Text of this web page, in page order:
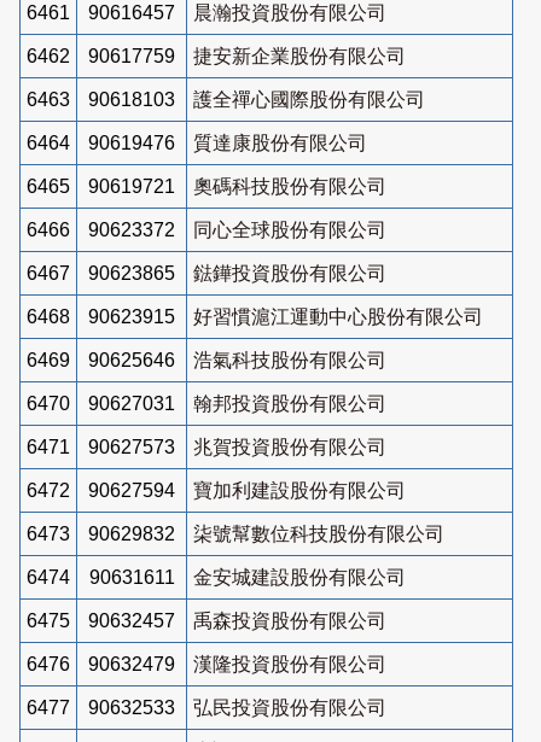
6461 90616457 晨瀚投資股份有限公司
6462 90617759 捷安新企業股份有限公司
6463 90618103 護全禪心國際股份有限公司
6464 90619476 質達康股份有限公司
6465 90619721 奧碼科技股份有限公司
6466 90623372 同心全球股份有限公司
6467 90623865 鍅鏵投資股份有限公司
6468 90623915 好習慣滬江運動中心股份有限公司
6469 90625646 浩氣科技股份有限公司
6470 90627031 翰邦投資股份有限公司
6471 90627573 兆賀投資股份有限公司
6472 90627594 寶加利建設股份有限公司
6473 90629832 柒號幫數位科技股份有限公司
6474 90631611 金安城建設股份有限公司
6475 90632457 禹森投資股份有限公司
6476 90632479 漢隆投資股份有限公司
6477 90632533 弘民投資股份有限公司